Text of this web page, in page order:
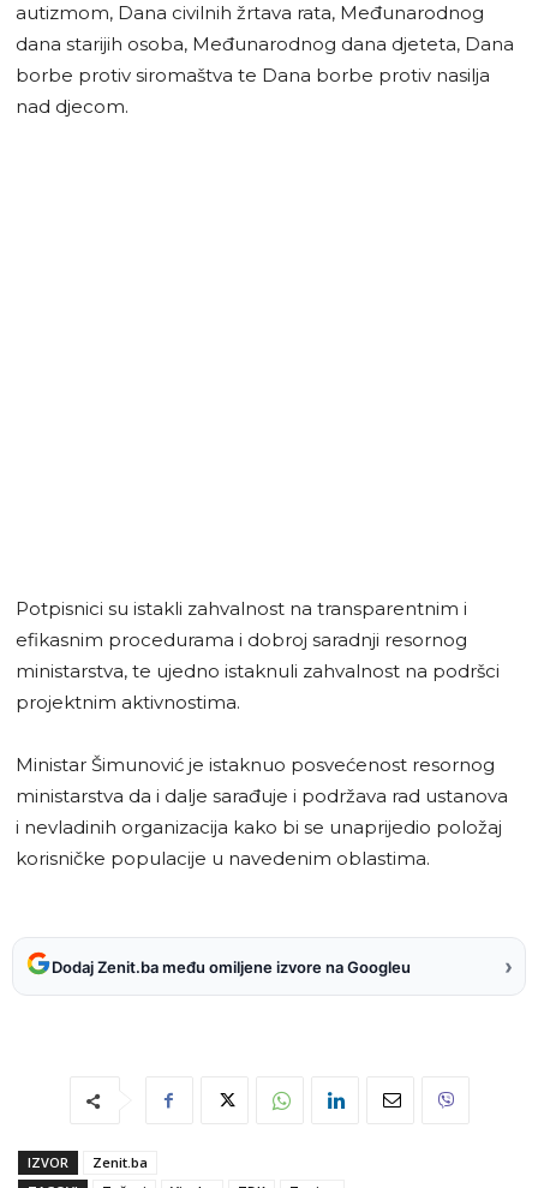
autizmom, Dana civilnih žrtava rata, Međunarodnog
dana starijih osoba, Međunarodnog dana djeteta, Dana
borbe protiv siromaštva te Dana borbe protiv nasilja
nad djecom.
Potpisnici su istakli zahvalnost na transparentnim i
efikasnim procedurama i dobroj saradnji resornog
ministarstva, te ujedno istaknuli zahvalnost na podršci
projektnim aktivnostima.
Ministar Šimunović je istaknuo posvećenost resornog
ministarstva da i dalje sarađuje i podržava rad ustanova
i nevladinih organizacija kako bi se unaprijedio položaj
korisničke populacije u navedenim oblastima.
Dodaj Zenit.ba među omiljene izvore na Googleu ›
IZVOR
Zenit.ba